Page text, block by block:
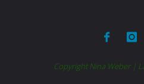
Copyright Nina Weber |